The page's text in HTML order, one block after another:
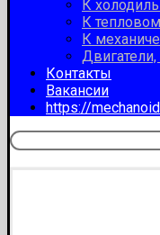
К
К
К
Контакты
Вакансии
https://